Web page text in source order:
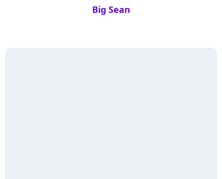
Big Sean